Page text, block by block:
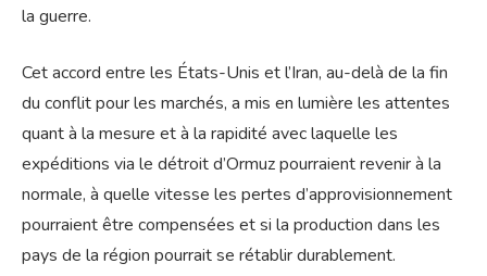
la guerre.
Cet accord entre les États-Unis et l’Iran, au-delà de la fin
du conflit pour les marchés, a mis en lumière les attentes
quant à la mesure et à la rapidité avec laquelle les
expéditions via le détroit d’Ormuz pourraient revenir à la
normale, à quelle vitesse les pertes d’approvisionnement
pourraient être compensées et si la production dans les
pays de la région pourrait se rétablir durablement.